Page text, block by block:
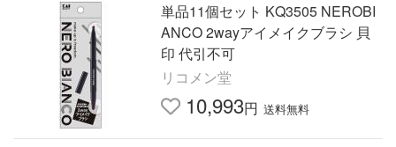
単品11個セット KQ3505 NEROBI
ANCO 2wayアイメイクブラシ 貝
印 代引不可
リコメン堂
10,993円 送料無料